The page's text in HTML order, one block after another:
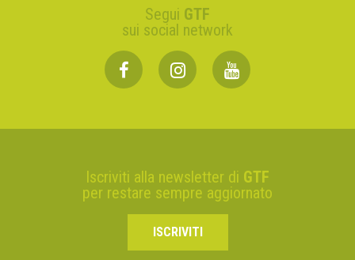
Segui GTF
sui social network
Iscriviti alla newsletter di GTF
per restare sempre aggiornato
ISCRIVITI